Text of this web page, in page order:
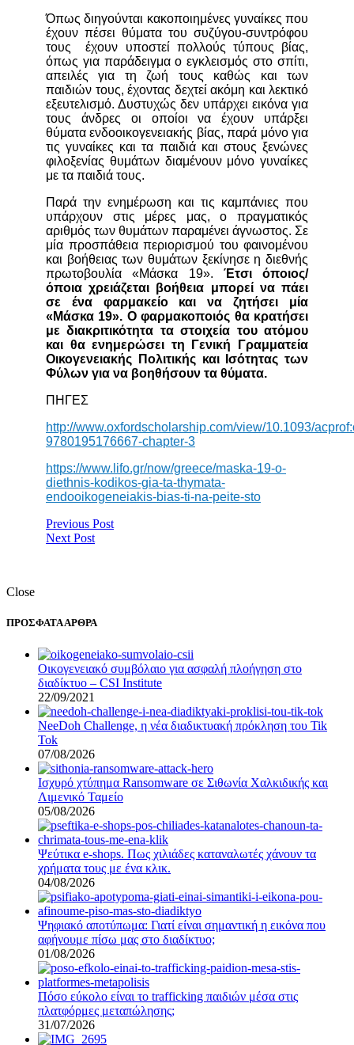
Όπως διηγούνται κακοποιημένες γυναίκες που
έχουν πέσει θύματα του συζύγου-συντρόφου
τους έχουν υποστεί πολλούς τύπους βίας,
όπως για παράδειγμα ο εγκλεισμός στο σπίτι,
απειλές για τη ζωή τους καθώς και των
παιδιών τους, έχοντας δεχτεί ακόμη και λεκτικό
εξευτελισμό. Δυστυχώς δεν υπάρχει εικόνα για
τους άνδρες οι οποίοι να έχουν υπάρξει
θύματα ενδοοικογενειακής βίας, παρά μόνο για
τις γυναίκες και τα παιδιά και στους ξενώνες
φιλοξενίας θυμάτων διαμένουν μόνο γυναίκες
με τα παιδιά τους.
Παρά την ενημέρωση και τις καμπάνιες που
υπάρχουν στις μέρες μας, ο πραγματικός
αριθμός των θυμάτων παραμένει άγνωστος. Σε
μία προσπάθεια περιορισμού του φαινομένου
και βοήθειας των θυμάτων ξεκίνησε η διεθνής
πρωτοβουλία «Μάσκα 19». Έτσι όποιος/
όποια χρειάζεται βοήθεια μπορεί να πάει
σε ένα φαρμακείο και να ζητήσει μία
«Μάσκα 19». Ο φαρμακοποιός θα κρατήσει
με διακριτικότητα τα στοιχεία του ατόμου
και θα ενημερώσει τη Γενική Γραμματεία
Οικογενειακής Πολιτικής και Ισότητας των
Φύλων για να βοηθήσουν τα θύματα.
ΠΗΓΕΣ
http://www.oxfordscholarship.com/view/10.1093/
9780195176667-chapter-3
https://www.lifo.gr/now/greece/maska-19-o-
diethnis-kodikos-gia-ta-thymata-
endooikogeneiakis-bias-ti-na-peite-sto
Previous Post
Next Post
Close
ΠΡΟΣΦΑΤΑ ΑΡΘΡΑ
Οικογενειακό συμβόλαιο για ασφαλή πλοήγηση στο
διαδίκτυο – CSI Institute
22/09/2021
NeeDoh Challenge, η νέα διαδικτυακή πρόκληση του Tik
Tok
07/08/2026
Ισχυρό χτύπημα Ransomware σε Σιθωνία Χαλκιδικής και
Λιμενικό Ταμείο
05/08/2026
Ψεύτικα e-shops. Πως χιλιάδες καταναλωτές χάνουν τα
χρήματα τους με ένα κλικ.
04/08/2026
Ψηφιακό αποτύπωμα: Γιατί είναι σημαντική η εικόνα που
αφήνουμε πίσω μας στο διαδίκτυο;
01/08/2026
Πόσο εύκολο είναι το trafficking παιδιών μέσα στις
πλατφόρμες μεταπώλησης;
31/07/2026